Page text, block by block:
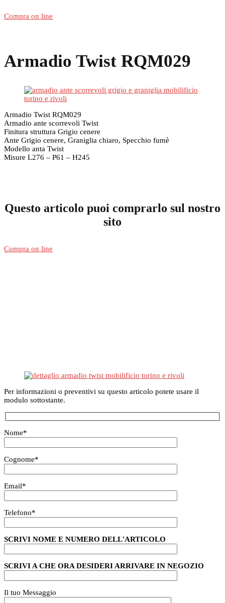
Compra on line
Armadio Twist RQM029
Armadio Twist RQM029
Armadio ante scorrevoli Twist
Finitura struttura Grigio cenere
Ante Grigio cenere, Graniglia chiaro, Specchio fumè
Modello anta Twist
Misure L276 – P61 – H245
Questo articolo puoi comprarlo sul nostro
sito
Compra on line
Per informazioni o preventivi su questo articolo potete usare il
modulo sottostante.
Nome*
Cognome*
Email*
Telefono*
SCRIVI NOME E NUMERO DELL'ARTICOLO
SCRIVI A CHE ORA DESIDERI ARRIVARE IN NEGOZIO
Il tuo Messaggio